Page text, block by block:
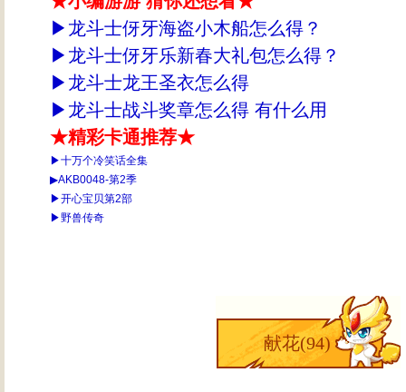
▶ 龙斗士伢牙海盗小木船怎么得？
▶ 龙斗士伢牙乐新春大礼包怎么得？
▶ 龙斗士龙王圣衣怎么得
▶ 龙斗士战斗奖章怎么得 有什么用
★精彩卡通推荐★
▶十万个冷笑话全集
▶AKB0048-第2季
▶开心宝贝第2部
▶野兽传奇
献花(94)